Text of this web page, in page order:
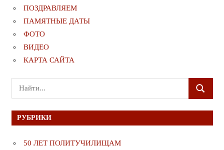
ПОЗДРАВЛЯЕМ
ПАМЯТНЫЕ ДАТЫ
ФОТО
ВИДЕО
КАРТА САЙТА
Поиск
для:
ПОИСК
РУБРИКИ
50 ЛЕТ ПОЛИТУЧИЛИЩАМ